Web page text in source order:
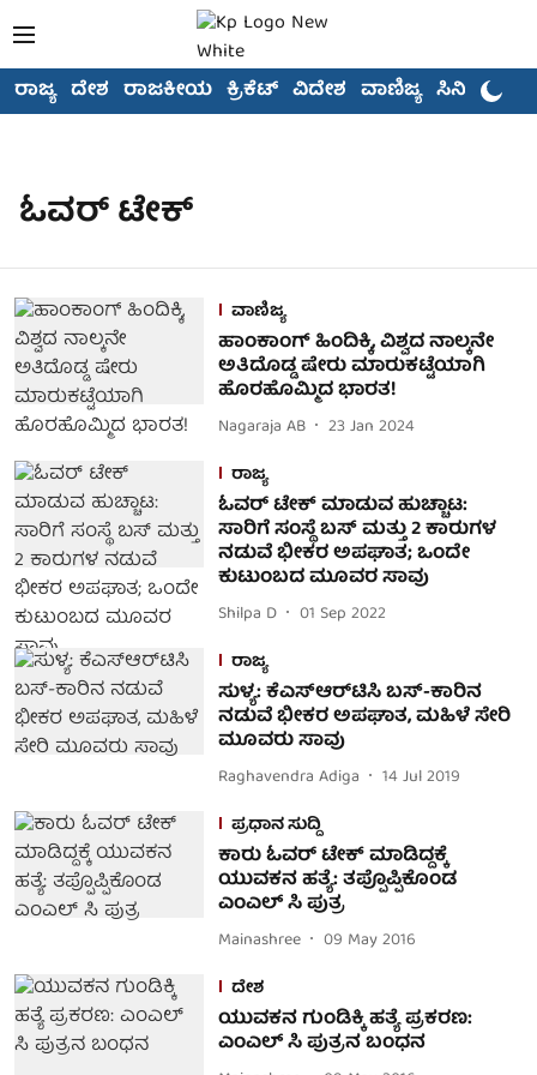
ರಾಜ್ಯ ದೇಶ ರಾಜಕೀಯ ಕ್ರಿಕೆಟ್ ವಿದೇಶ ವಾಣಿಜ್ಯ ಸಿನಿಮಾ
ಓವರ್ ಟೇಕ್
ವಾಣಿಜ್ಯ
ಹಾಂಕಾಂಗ್ ಹಿಂದಿಕ್ಕಿ, ವಿಶ್ವದ ನಾಲ್ಕನೇ
ಅತಿದೊಡ್ಡ ಷೇರು ಮಾರುಕಟ್ಟೆಯಾಗಿ
ಹೊರಹೊಮ್ಮಿದ ಭಾರತ!
Nagaraja AB
23 Jan 2024
ರಾಜ್ಯ
ಓವರ್ ಟೇಕ್ ಮಾಡುವ ಹುಚ್ಚಾಟ:
ಸಾರಿಗೆ ಸಂಸ್ಥೆ ಬಸ್ ಮತ್ತು 2 ಕಾರುಗಳ
ನಡುವೆ ಭೀಕರ ಅಪಘಾತ; ಒಂದೇ
ಕುಟುಂಬದ ಮೂವರ ಸಾವು
Shilpa D
01 Sep 2022
ರಾಜ್ಯ
ಸುಳ್ಯ: ಕೆಎಸ್‌ಆರ್‌ಟಿಸಿ ಬಸ್-ಕಾರಿನ
ನಡುವೆ ಭೀಕರ ಅಪಘಾತ, ಮಹಿಳೆ ಸೇರಿ
ಮೂವರು ಸಾವು
Raghavendra Adiga
14 Jul 2019
ಪ್ರಧಾನ ಸುದ್ದಿ
ಕಾರು ಓವರ್ ಟೇಕ್ ಮಾಡಿದ್ದಕ್ಕೆ
ಯುವಕನ ಹತ್ಯೆ: ತಪ್ಪೊಪ್ಪಿಕೊಂಡ
ಎಂಎಲ್ ಸಿ ಪುತ್ರ
Mainashree
09 May 2016
ದೇಶ
ಯುವಕನ ಗುಂಡಿಕ್ಕಿ ಹತ್ಯೆ ಪ್ರಕರಣ:
ಎಂಎಲ್ ಸಿ ಪುತ್ರನ ಬಂಧನ